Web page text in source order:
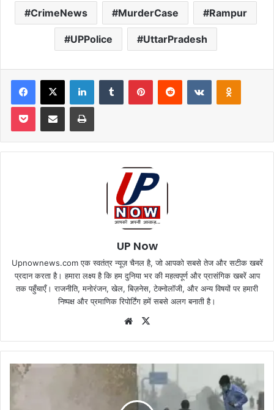
CrimeNews MurderCase Rampur
UPPolice UttarPradesh
Facebook
X LinkedInTumblr PinterestReddit VKontakte
Pocket Share via Email Print
UP Now
Upnownews.com एक स्वतंत्र न्यूज़ चैनल है, जो आपको सबसे तेज और सटीक खबरें
प्रदान करता है। हमारा लक्ष्य है कि हम दुनिया भर की महत्वपूर्ण और प्रासंगिक खबरें आप
तक पहुँचाएँ। राजनीति, मनोरंजन, खेल, बिज़नेस, टेक्नोलॉजी, और अन्य विषयों पर हमारी
निष्पक्ष और प्रमाणिक रिपोर्टिंग हमें सबसे अलग बनाती है।
Website